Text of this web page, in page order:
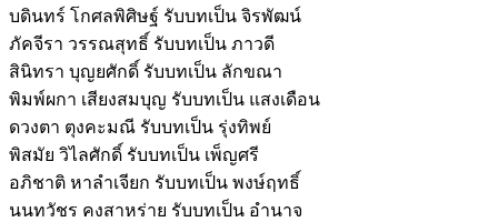
บดินทร์ โกศลพิศิษฐ์ รับบทเป็น จิรพัฒน์
ภัคจีรา วรรณสุทธิ์ รับบทเป็น ภาวดี
สินิทรา บุญยศักดิ์ รับบทเป็น ลักขณา
พิมพ์ผกา เสียงสมบุญ รับบทเป็น แสงเดือน
ดวงตา ตุงคะมณี รับบทเป็น รุ่งทิพย์
พิสมัย วิไลศักดิ์ รับบทเป็น เพ็ญศรี
อภิชาติ หาลำเจียก รับบทเป็น พงษ์ฤทธิ์
นนทวัชร คงสาหร่าย รับบทเป็น อำนาจ